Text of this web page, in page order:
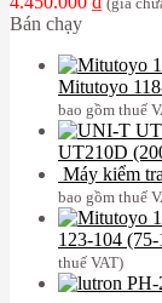
Bán chạy
Mitutoyo
bao gồm thuế
UT210D
Máy kiểm
bao gồm thuế
123-104
thuế VAT)